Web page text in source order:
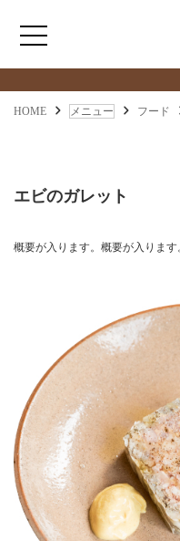
HOME
アクセス
HOME メニュー フード
エビのガレット
概要が入ります。概要が入ります